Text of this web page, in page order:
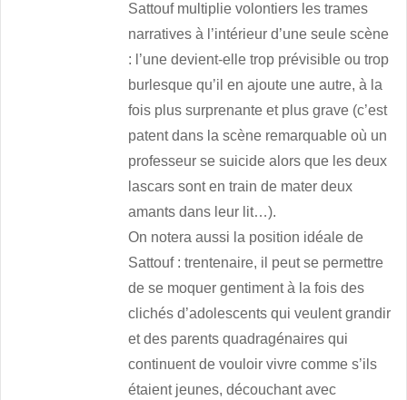
Sattouf multiplie volontiers les trames
narratives à l’intérieur d’une seule scène
: l’une devient-elle trop prévisible ou trop
burlesque qu’il en ajoute une autre, à la
fois plus surprenante et plus grave (c’est
patent dans la scène remarquable où un
professeur se suicide alors que les deux
lascars sont en train de mater deux
amants dans leur lit…).
On notera aussi la position idéale de
Sattouf : trentenaire, il peut se permettre
de se moquer gentiment à la fois des
clichés d’adolescents qui veulent grandir
et des parents quadragénaires qui
continuent de vouloir vivre comme s’ils
étaient jeunes, découchant avec